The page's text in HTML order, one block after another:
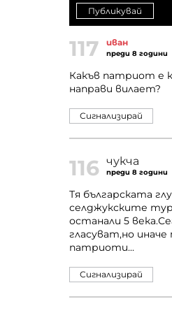
Публикувай
117 иван
преди 8 години
Какъв патриот е
направи вилает?
Сигнализирай
116 чукча
преди 8 години
Тя българската
селджукските
останали 5
гласуват,но
патриоти...
Сигнализирай